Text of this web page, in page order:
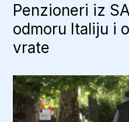
Penzioneri iz
odmoru Italiju i
vrate